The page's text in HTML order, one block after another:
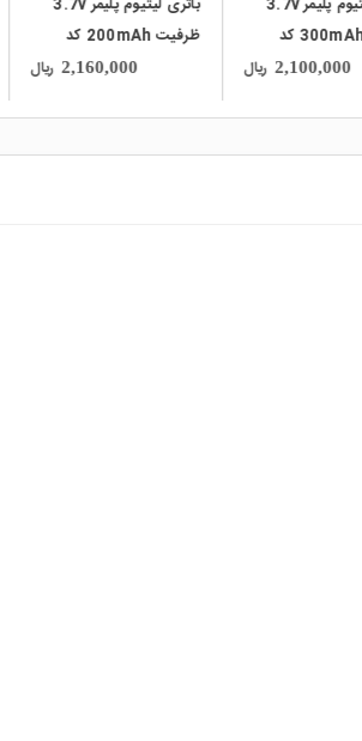
ظرفیت 200mAh کد
2,160,000 ریال
ظرفیت 1000mAh مارک
GR.STORE کد 7034437,100,000 ریال